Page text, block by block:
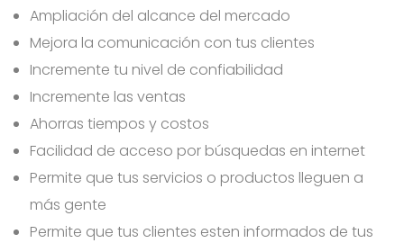
Ampliación del alcance del mercado
Mejora la comunicación con tus clientes
Incremente tu nivel de confiabilidad
Incremente las ventas
Ahorras tiempos y costos
Facilidad de acceso por búsquedas en internet
Permite que tus servicios o productos lleguen a
más gente
Permite que tus clientes esten informados de tus